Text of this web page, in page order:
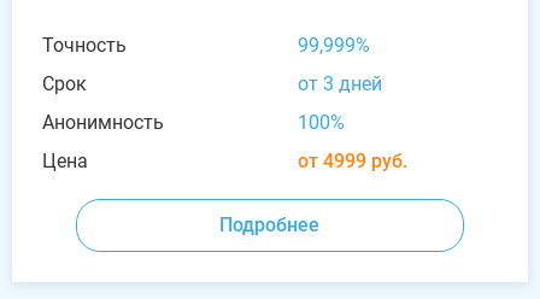
Точность
99,999%
Срок
от 3 дней
Анонимность
100%
Цена
от 4999 руб.
Подробнее